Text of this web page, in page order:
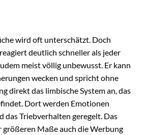
wird oft unterschätzt. Doch
deutlich schneller als jeder
meist völlig unbewusst. Er kann
wecken und spricht ohne
direkt das limbische System an, das
Dort werden Emotionen
das Triebverhalten geregelt. Das
größeren Maße auch die Werbung